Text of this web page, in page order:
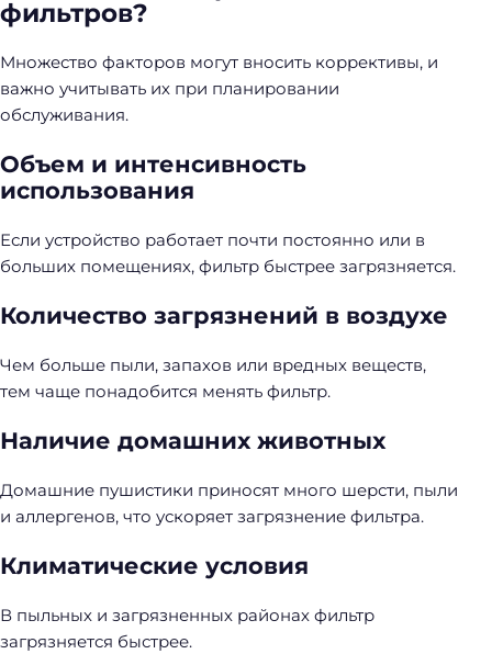
фильтров?
Множество факторов могут вносить коррективы, и
важно учитывать их при планировании
обслуживания.
Объем и интенсивность
использования
Если устройство работает почти постоянно или в
больших помещениях, фильтр быстрее загрязняется.
Количество загрязнений в воздухе
Чем больше пыли, запахов или вредных веществ,
тем чаще понадобится менять фильтр.
Наличие домашних животных
Домашние пушистики приносят много шерсти, пыли
и аллергенов, что ускоряет загрязнение фильтра.
Климатические условия
В пыльных и загрязненных районах фильтр
загрязняется быстрее.